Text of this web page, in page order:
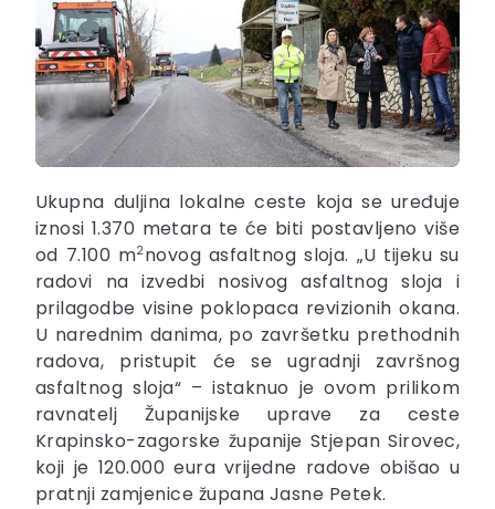
Ukupna duljina lokalne ceste koja se uređuje
iznosi 1.370 metara te će biti postavljeno više
od 7.100 m2novog asfaltnog sloja. „U tijeku su
radovi na izvedbi nosivog asfaltnog sloja i
prilagodbe visine poklopaca revizionih okana.
U narednim danima, po završetku prethodnih
radova, pristupit će se ugradnji završnog
asfaltnog sloja“ – istaknuo je ovom prilikom
ravnatelj Županijske uprave za ceste
Krapinsko-zagorske županije Stjepan Sirovec,
koji je 120.000 eura vrijedne radove obišao u
pratnji zamjenice župana Jasne Petek.